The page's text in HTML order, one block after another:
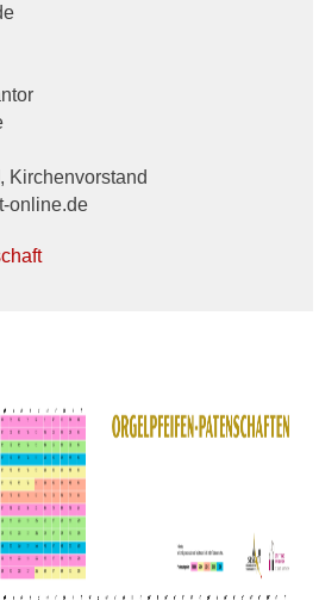
, Kirchenvorstand
online.de